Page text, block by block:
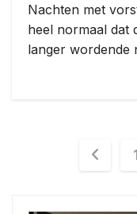
Nachten met
heel normaal dat
langer wordende